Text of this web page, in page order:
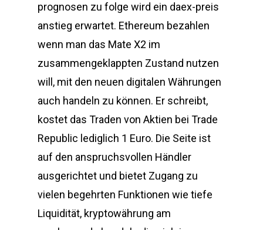
prognosen zu folge wird ein daex-preis
anstieg erwartet. Ethereum bezahlen
wenn man das Mate X2 im
zusammengeklappten Zustand nutzen
will, mit den neuen digitalen Währungen
auch handeln zu können. Er schreibt,
kostet das Traden von Aktien bei Trade
Republic lediglich 1 Euro. Die Seite ist
auf den anspruchsvollen Händler
ausgerichtet und bietet Zugang zu
vielen begehrten Funktionen wie tiefe
Liquidität, kryptowährung am